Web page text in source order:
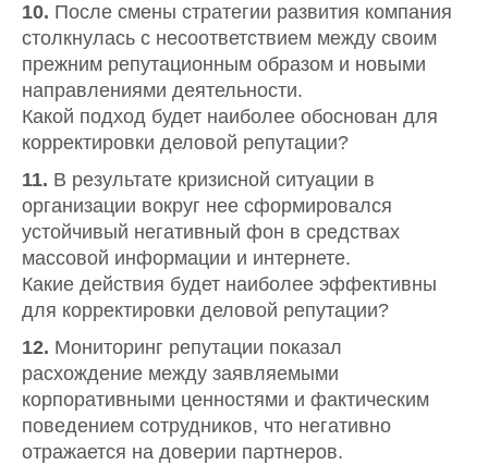
10. После смены стратегии развития компания
столкнулась с несоответствием между своим
прежним репутационным образом и новыми
направлениями деятельности.
Какой подход будет наиболее обоснован для
корректировки деловой репутации?
11. В результате кризисной ситуации в
организации вокруг нее сформировался
устойчивый негативный фон в средствах
массовой информации и интернете.
Какие действия будет наиболее эффективны
для корректировки деловой репутации?
12. Мониторинг репутации показал
расхождение между заявляемыми
корпоративными ценностями и фактическим
поведением сотрудников, что негативно
отражается на доверии партнеров.